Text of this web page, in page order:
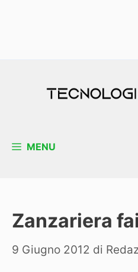
MENU
Zanzariera
9 Giugno 2012 di